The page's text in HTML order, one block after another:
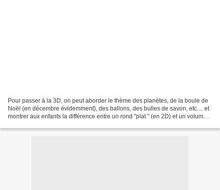
Pour passer à la 3D, on peut aborder le thème des planètes, de la boule de
Noël (en décembre évidemment), des ballons, des bulles de savon, etc.... et
montrer aux enfants la différence entre un rond "plat " (en 2D) et un volume,